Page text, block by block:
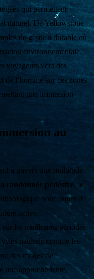
qui permettent
naturel. De Yellowstone
de gestion durable où
environnementale.
voyageurs vers des
de l’homme sur ces zones
une immersion
au
à travers une multitude
randonnée pédestre, le
sont autant de
active.
sur les meilleures périodes
naturels comme les
des modes de
une approche lente,